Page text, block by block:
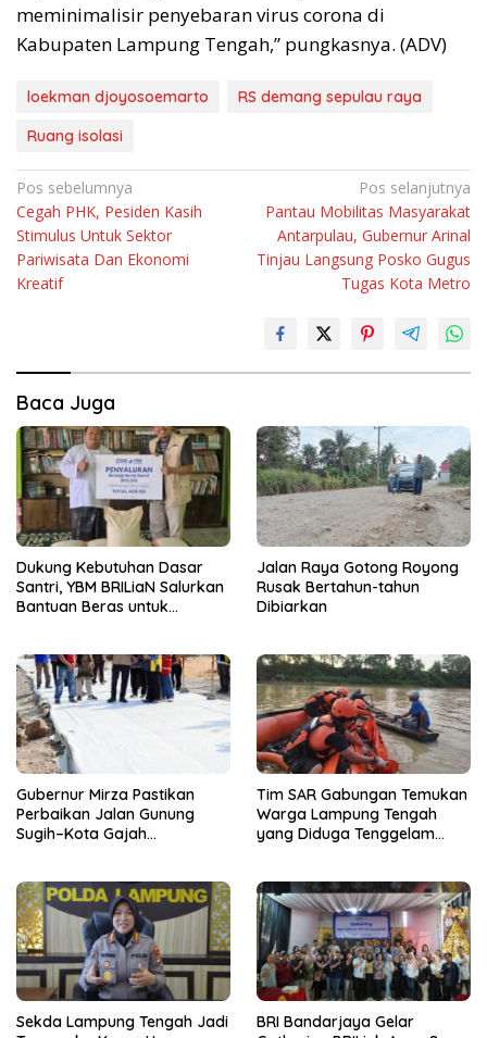
meminimalisir penyebaran virus corona di
Kabupaten Lampung Tengah,” pungkasnya. (ADV)
loekman djoyosoemarto
RS demang sepulau raya
Ruang isolasi
Navigasi
pos
Pos sebelumnya
Cegah PHK, Pesiden Kasih
Stimulus Untuk Sektor
Pariwisata Dan Ekonomi
Kreatif
Pos selanjutnya
Pantau Mobilitas Masyarakat
Antarpulau, Gubernur Arinal
Tinjau Langsung Posko Gugus
Tugas Kota Metro
Baca Juga
Dukung Kebutuhan Dasar
Santri, YBM BRILiaN Salurkan
Bantuan Beras untuk
Jalan Raya Gotong Royong
Rusak Bertahun-tahun
Dibiarkan
Gubernur Mirza Pastikan
Perbaikan Jalan Gunung
Sugih–Kota Gajah
Tim SAR Gabungan Temukan
Warga Lampung Tengah
yang Diduga Tenggelam
Sekda Lampung Tengah Jadi
BRI Bandarjaya Gelar